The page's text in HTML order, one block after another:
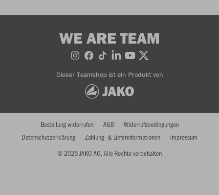
WE ARE TEAM
Dieser Teamshop ist ein Produkt von
© 2026 JAKO AG, Alle Rechte vorbehalten
Bestellung widerrufen AGB
Widerrufsbedingungen
Datenschutzerklärung
Zahlung- & Lieferinformationen Impressum